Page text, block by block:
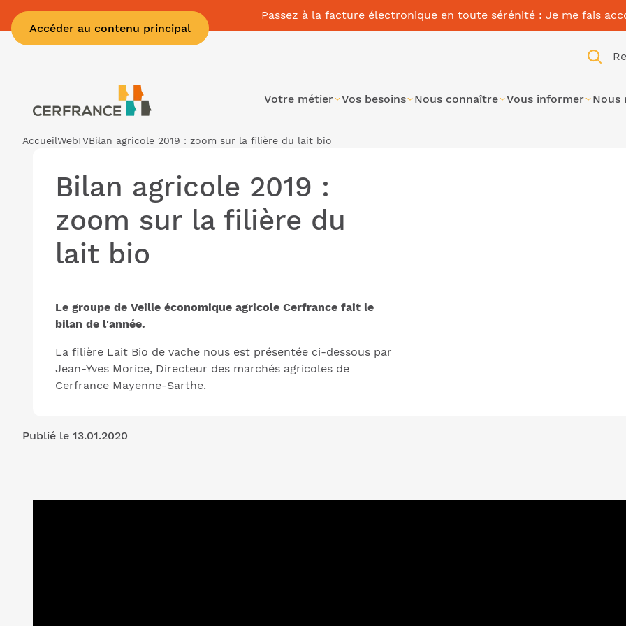
Accéder au contenu principal
Passez à la facture électronique en toute sérénité : Je me fais
Votre métier Vos besoins Nous connaître Vous informer Nous
AccueilWebTVBilan agricole 2019 : zoom sur la filière du lait bio
Bilan agricole 2019 :
zoom sur la filière du
lait bio
Le groupe de Veille économique agricole Cerfrance fait le
bilan de l'année.
La filière Lait Bio de vache nous est présentée ci-dessous par
Jean-Yves Morice, Directeur des marchés agricoles de
Cerfrance Mayenne-Sarthe.
Publié le 13.01.2020